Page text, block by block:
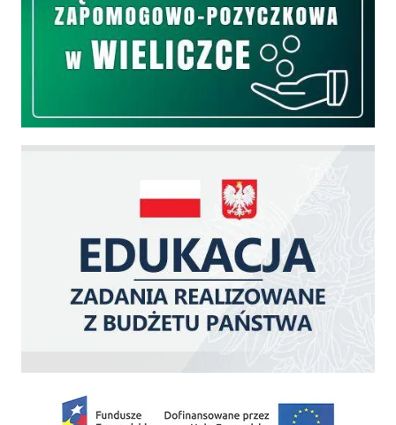
Zakup fabrycznie nowego, średniego samochodu ratowniczo-gaśniczego z